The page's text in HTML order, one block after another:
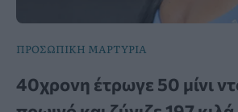
ΠΡΟΣΩΠΙΚΗ ΜΑΡΤΥΡΙΑ
40χρονη έτρωγε 50 μίνι